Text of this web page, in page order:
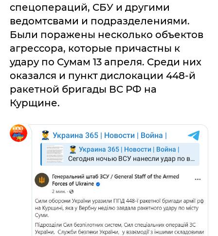
спецопераций, СБУ и другими
ведомтсвами и подразделениями.
Были поражены несколько объектов
агрессора, которые причастны к
удару по Сумам 13 апреля. Среди них
оказался и пункт дислокации 448-й
ракетной бригады ВС РФ на
Курщине.